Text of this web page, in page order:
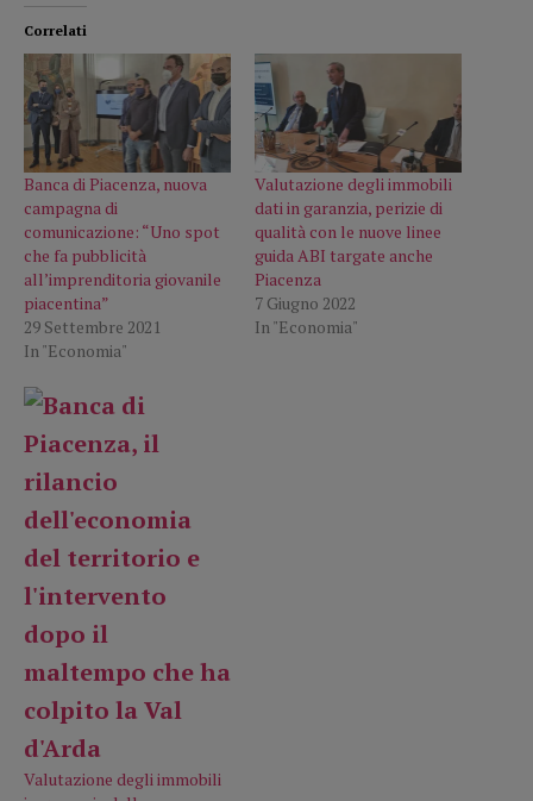
Correlati
Banca di Piacenza, nuova
campagna di
comunicazione: “Uno spot
che fa pubblicità
all’imprenditoria giovanile
piacentina”
29 Settembre 2021
In "Economia"
Valutazione degli immobili
dati in garanzia, perizie di
qualità con le nuove linee
guida ABI targate anche
Piacenza
7 Giugno 2022
In "Economia"
Valutazione degli immobili